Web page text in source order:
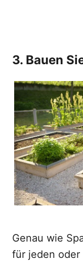
3. Bauen
Genau wie
für jeden